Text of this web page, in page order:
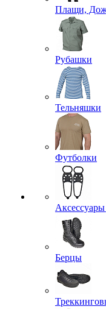
Плащи,
Рубашки
Тельняшки
Футболки
Берцы